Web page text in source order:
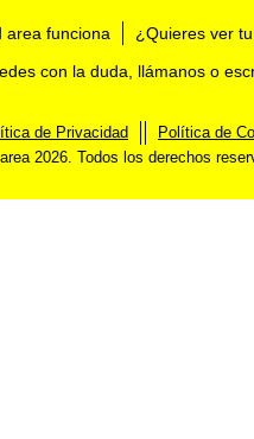
area funciona ¿Quieres ver
con la duda, llámanos o
de Privacidad
Política de
2026. Todos los derechos